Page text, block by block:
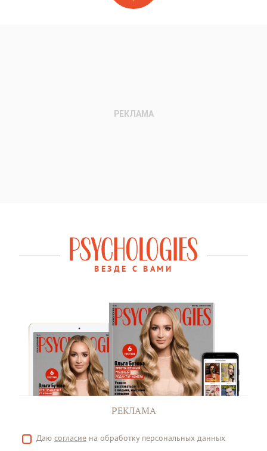
ВЕЗДЕ С ВАМИ
РЕКЛАМА
Даю согласие на обработку персональных данных